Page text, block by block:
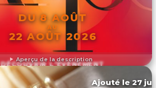
Aperçu de la description
DU 8 AOÛT
AU
22 AOÛT 2026
DÉCOUVRIR L'ÉVÉNEMENT
Ajouté le 27